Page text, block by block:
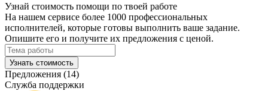
Узнай стоимость помощи по твоей работе
На нашем сервисе более 1000 профессиональных
исполнителей, которые готовы выполнить ваше задание.
Опишите его и получите их предложения с ценой.
Узнать стоимость
Предложения (14)
Служба поддержки